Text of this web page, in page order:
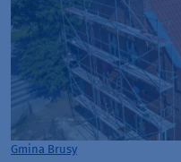
Gmina Brusy